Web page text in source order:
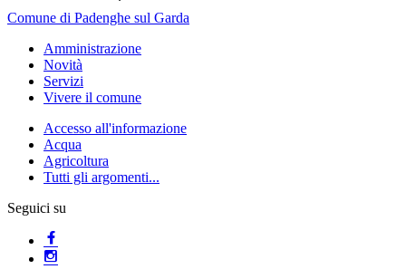
Comune di Padenghe sul Garda
Amministrazione
Novità
Servizi
Vivere il comune
Accesso all'informazione
Acqua
Agricoltura
Tutti gli argomenti...
Seguici su